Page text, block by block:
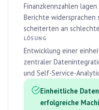
Finanzkennzahlen
Berichte widersprachen
scheiterten an
LÖSUNG
Entwicklung einer
zentraler
und Self-Service-
Einheitliche
erfolgreiche